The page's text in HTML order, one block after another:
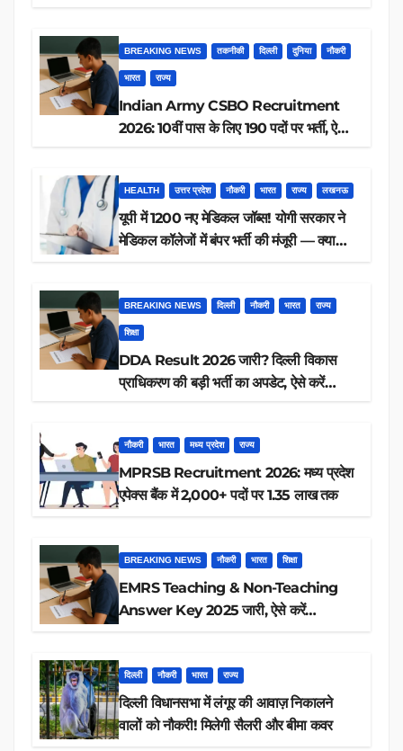
BREAKING NEWS तकनीकी दिल्ली दुनिया नौकरी
भारत राज्य
Indian Army CSBO Recruitment
2026: 10वीं पास के लिए 190 पदों पर भर्ती, ऐसे
HEALTH उत्तर प्रदेश नौकरी भारत राज्य लखनऊ
यूपी में 1200 नए मेडिकल जॉब्स! योगी सरकार ने
मेडिकल कॉलेजों में बंपर भर्ती की मंजूरी — क्या
BREAKING NEWS दिल्ली नौकरी भारत राज्य
शिक्षा
DDA Result 2026 जारी? दिल्ली विकास
प्राधिकरण की बड़ी भर्ती का अपडेट, ऐसे करें
नौकरी भारत मध्य प्रदेश राज्य
MPRSB Recruitment 2026: मध्य प्रदेश
एपेक्स बैंक में 2,000+ पदों पर 1.35 लाख तक
BREAKING NEWS नौकरी भारत शिक्षा
EMRS Teaching & Non-Teaching
Answer Key 2025 जारी, ऐसे करें
दिल्ली नौकरी भारत राज्य
दिल्ली विधानसभा में लंगूर की आवाज़ निकालने
वालों को नौकरी! मिलेगी सैलरी और बीमा कवर